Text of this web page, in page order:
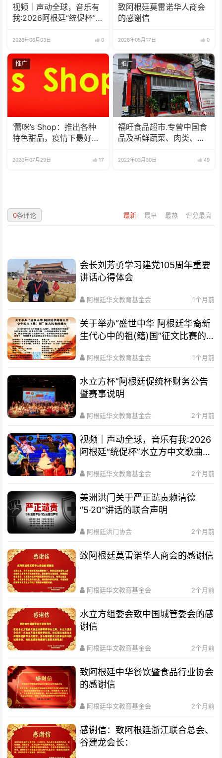
视频｜声动全球，音乐有
我:2026阿根廷“统促杯”水
圆满落幕
2026年06月03日 0
致阿根廷莫雷诺华人商会
的感谢信
2026年05月17日 0
推广
‘蕾咪’s Shop：推出各种
特色甜品，疫情下最好的
2020年07月29日 17
推广
福旺食品超市.专营中国食
品及新鲜蔬菜、肉类、
2022年03月30日 49
最新 最早 最热 评分最高
0条评论
会长刘芳勇学习建党105周年重要
讲话心得体会
阿根廷华文教育基金会 1个月前
关于举办“盛世中华 阿根廷华裔新
生代心中的祖(籍)国”征文比赛的
阿根廷华文教育基金会 1个月前
水立方杯”阿根廷促统杯财务公告
暨赛事说明
阿根廷华文教育基金会 2个月前
视频｜声动全球，音乐有我:2026
阿根廷“统促杯”水立方中文歌曲大
阿根廷华文教育基金会 2个月前
美洲洪门关于严正谴责赖清德
“5·20”讲话的联合声明
阿根廷洪门协会 2个月前
致阿根廷莫雷诺华人商会的感谢信
阿根廷华文教育基金会 2个月前
水立方组委会致中国城管委会的感
谢信
阿根廷华文教育基金会 2个月前
致阿根廷中华餐饮暨食品行业协会
的感谢信
阿根廷华文教育基金会 2个月前
感谢信：致阿根廷浙江联合总会、
谷建龙会长：